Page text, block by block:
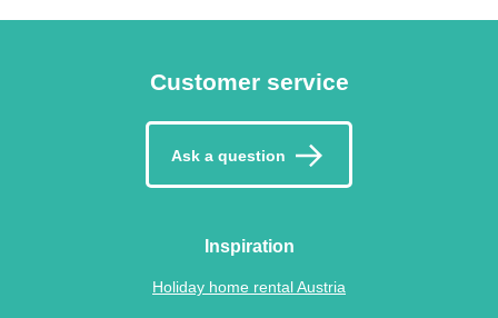
Customer service
Ask a question
Inspiration
Holiday home rental Austria